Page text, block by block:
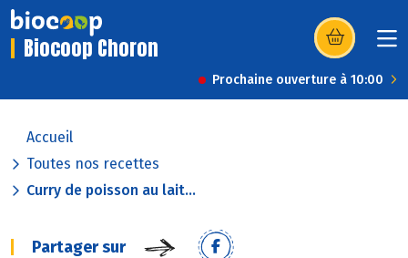
Biocoop Choron (s’ouvre dans
Prochaine ouverture à 10:00
Accueil
Toutes nos recettes
Curry de poisson au lait...
Partager sur